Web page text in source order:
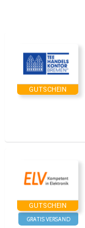
GUTSCHEIN
GUTSCHEIN
GRATIS VERSAND